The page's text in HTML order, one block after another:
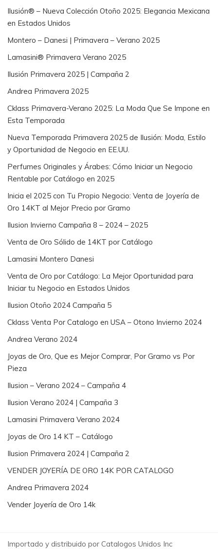
Ilusión® – Nueva Colección Otoño 2025: Elegancia Mexicana
en Estados Unidos
Montero – Danesi | Primavera – Verano 2025
Lamasini® Primavera Verano 2025
Ilusión Primavera 2025 | Campaña 2
Andrea Primavera 2025
Cklass Primavera-Verano 2025: La Moda Que Se Impone en
Esta Temporada
Nueva Temporada Primavera 2025 de Ilusión: Moda, Estilo
y Oportunidad de Negocio en EE.UU.
Perfumes Originales y Árabes: Cómo Iniciar un Negocio
Rentable por Catálogo en 2025
Inicia el 2025 con Tu Propio Negocio: Venta de Joyería de
Oro 14KT al Mejor Precio por Gramo
Ilusion Invierno Campaña 8 – 2024 – 2025
Venta de Oro Sólido de 14KT por Catálogo
Lamasini Montero Danesi
Venta de Oro por Catálogo: La Mejor Oportunidad para
Iniciar tu Negocio en Estados Unidos
Ilusion Otoño 2024 Campaña 5
Cklass Venta Por Catalogo en USA – Otono Invierno 2024
Andrea Verano 2024
Joyas de Oro, Que es Mejor Comprar, Por Gramo vs Por
Pieza
Ilusion – Verano 2024 – Campaña 4
Ilusion Verano 2024 | Campaña 3
Lamasini Primavera Verano 2024
Joyas de Oro 14 KT – Catálogo
Ilusion Primavera 2024 | Campaña 2
VENDER JOYERÍA DE ORO 14K POR CATALOGO
Andrea Primavera 2024
Vender Joyería de Oro 14k
Importado y distribuido por Catalogos Unidos Inc